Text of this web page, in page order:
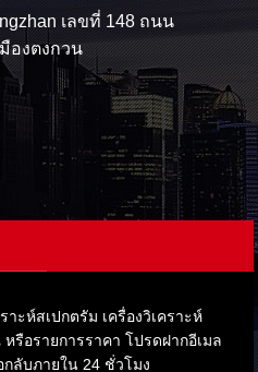
เลขที่ 148 ถนน
มืองตงกวน
าะห์สเปกตรัม เครื่องวิเคราะห์
รือรายการราคา โปรดฝากอีเมล
ลับภายใน 24 ชั่วโมง